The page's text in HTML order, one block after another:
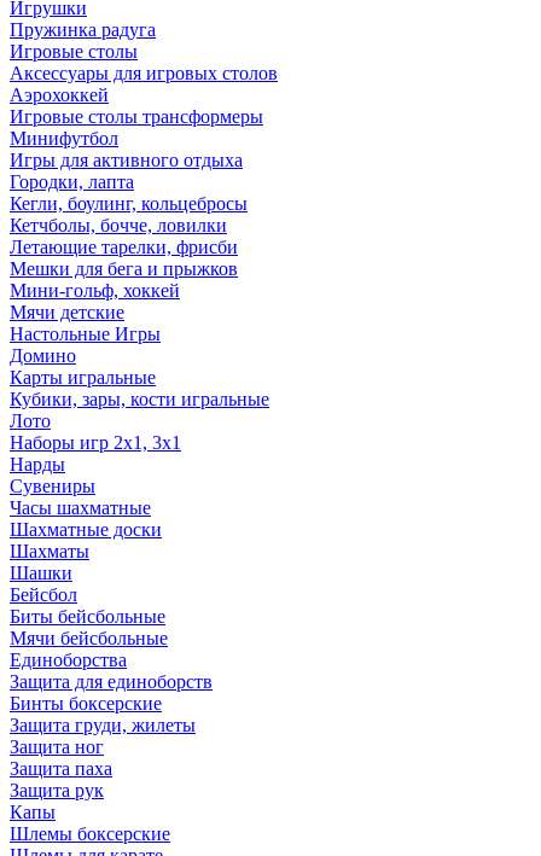
Игрушки
Пружинка радуга
Игровые столы
Аксессуары для игровых столов
Аэрохоккей
Игровые столы трансформеры
Минифутбол
Игры для активного отдыха
Городки, лапта
Кегли, боулинг, кольцебросы
Кетчболы, бочче, ловилки
Летающие тарелки, фрисби
Мешки для бега и прыжков
Мини-гольф, хоккей
Мячи детские
Настольные Игры
Домино
Карты игральные
Кубики, зары, кости игральные
Лото
Наборы игр 2х1, 3х1
Нарды
Сувениры
Часы шахматные
Шахматные доски
Шахматы
Шашки
Бейсбол
Биты бейсбольные
Мячи бейсбольные
Единоборства
Защита для единоборств
Бинты боксерские
Защита груди, жилеты
Защита ног
Защита паха
Защита рук
Капы
Шлемы боксерские